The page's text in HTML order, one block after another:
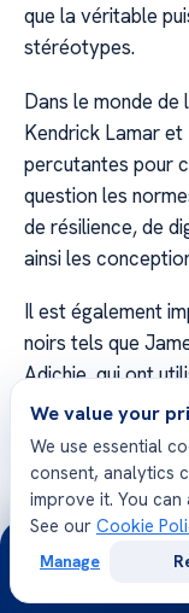
que la véritable
stéréotypes.
Dans le monde de
Kendrick Lamar
percutantes pour
question les
de résilience, de
ainsi les
Il est également
noirs tels que
Adichie, qui ont
questions de
offrent des
en tant que
construction
Artistes Noirs
We value your
We use essential
consent, analytics
improve it. You
See our Cookie
Manage
24/7